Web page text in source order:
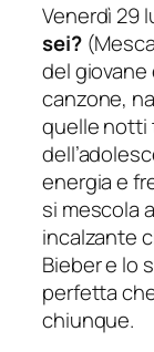
Venerdì 29
sei?
del
canzone,
quelle notti
energia e
si mescola
incalzante
Bieber e lo
perfetta
chiunque.